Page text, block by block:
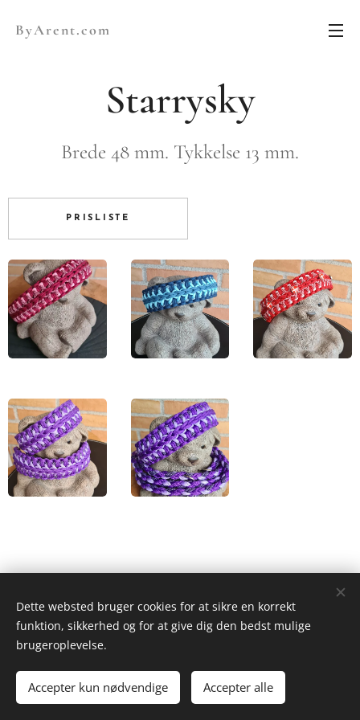
ByArent.com
Starrysky
Brede 48 mm. Tykkelse 13 mm.
PRISLISTE
*Priserne er kun vejledende. <35/>35-<45
og kun gældende for polyester
Halsbånd over 45 cm , samt nylon spørg efter pris.
Drevet afWebnode Cookies
Dette websted bruger cookies for at sikre en korrekt
funktion, sikkerhed og for at give dig den bedst mulige
brugeroplevelse.
Accepter kun nødvendige Accepter alle